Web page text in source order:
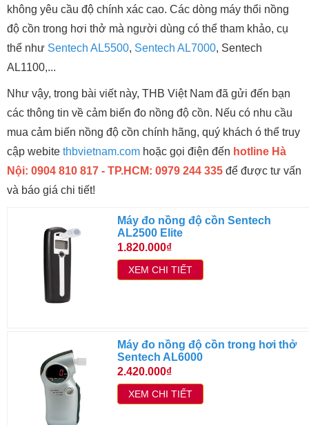
không yêu cầu độ chính xác cao. Các dòng máy thổi nồng
độ cồn trong hơi thở mà người dùng có thể tham khảo, cụ
thể như Sentech AL5500, Sentech AL7000, Sentech
AL1100,...
Như vậy, trong bài viết này, THB Việt Nam đã gửi đến bạn
các thông tin về cảm biến đo nồng độ cồn. Nếu có nhu cầu
mua cảm biến nồng độ cồn chính hãng, quý khách ó thể truy
cập webite thbvietnam.com hoặc gọi điện đến hotline Hà
Nội: 0904 810 817 - TP.HCM: 0979 244 335 để được tư vấn
và báo giá chi tiết!
Máy đo nồng độ cồn Sentech
AL2500 Elite
1.820.000₫
XEM CHI TIẾT
Máy đo nồng độ cồn trong hơi thở
Sentech AL6000
2.420.000₫
XEM CHI TIẾT